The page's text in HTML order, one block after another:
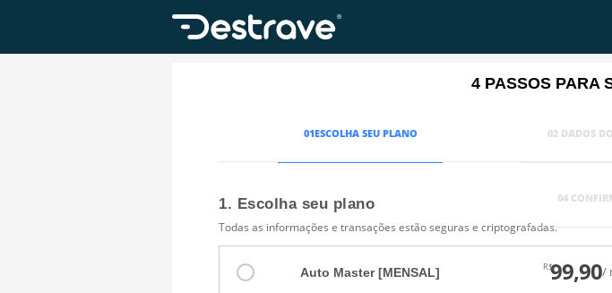
4 PASSOS PARA
01ESCOLHA SEU PLANO 02 DADOS
04
1. Escolha seu plano
Todas as informações e transações estão seguras e criptografadas.
Auto Master [MENSAL] R$99,90/